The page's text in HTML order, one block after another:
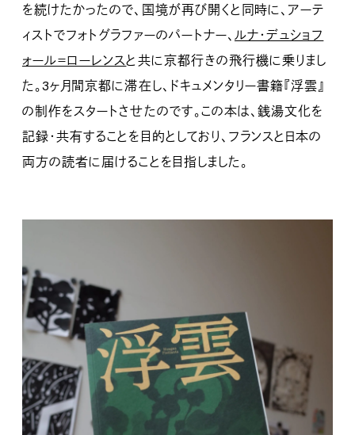
を続けたかったので、国境が再び開くと同時に、アーテ
ィストでフォトグラファーのパートナー、 ルナ・デュショフ
ォール＝ローレンスと共に京都行きの飛行機に乗りまし
た。3ヶ月間京都に滞在し、ドキュメンタリー書籍『浮雲』
の制作をスタートさせたのです。この本は、銭湯文化を
記録・共有することを目的としており、フランスと日本の
両方の読者に届けることを目指しました。